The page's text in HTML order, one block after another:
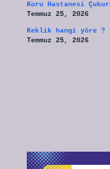
Koru Hastanesi
Temmuz 25, 2026
Keklik hangi yöre ?
Temmuz 25, 2026